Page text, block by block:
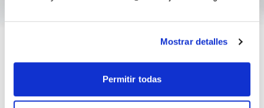
Mostrar detalles
Permitir todas
Hacemos que tu